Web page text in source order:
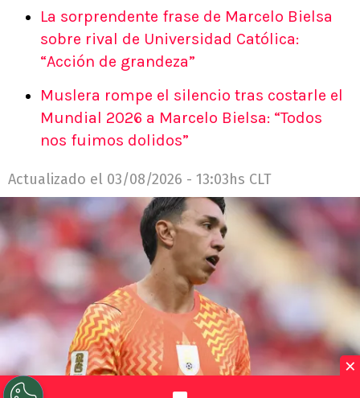
La sorprendente frase de Marcelo Bielsa
sobre rival de Universidad Católica:
“Acción de grandeza”
Muslera rompe el silencio tras costarle el
Mundial 2026 a Marcelo Bielsa: “Todos
nos fuimos dolidos”
Actualizado el 03/08/2026 - 13:03hs CLT
×